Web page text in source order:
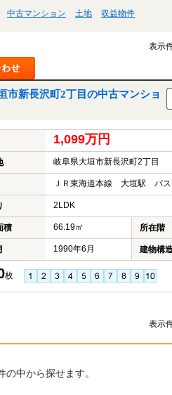
中古マンション 土地 収益物件
表示
市新長沢町2丁目の中古マンショ
1,099万円
岐阜県大垣市新長沢町2丁目
ＪＲ東海道本線 大垣駅 バス
2LDK
積 66.19㎡ 所在階
1990年6月 建物構
枚
表示
の中から探せます。